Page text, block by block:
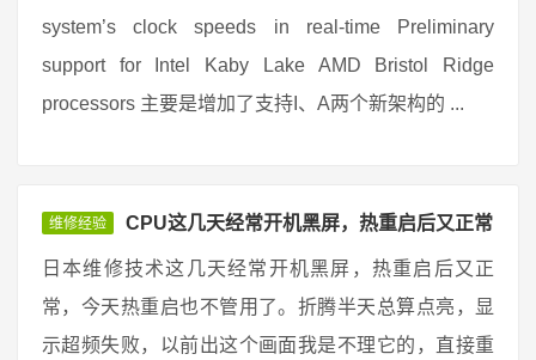
system’s clock speeds in real-time Preliminary
support for Intel Kaby Lake AMD Bristol Ridge
processors 主要是增加了支持I、A两个新架构的 ...
维修经验 CPU这几天经常开机黑屏，热重启后又正常
日本维修技术这几天经常开机黑屏，热重启后又正
常，今天热重启也不管用了。折腾半天总算点亮，显
示超频失败，以前出这个画面我是不理它的，直接重